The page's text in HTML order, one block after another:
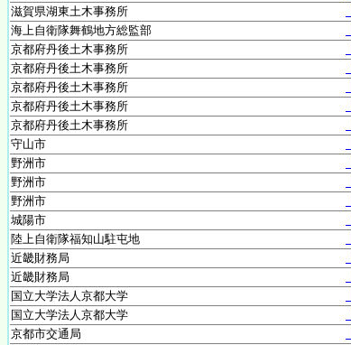
滋賀県湖東土木事務所
海上自衛隊舞鶴地方総監部
京都府丹後土木事務所
京都府丹後土木事務所
京都府丹後土木事務所
京都府丹後土木事務所
京都府丹後土木事務所
守山市
野洲市
野洲市
野洲市
城陽市
陸上自衛隊福知山駐屯地
近畿財務局
近畿財務局
国立大学法人京都大学
国立大学法人京都大学
京都市交通局